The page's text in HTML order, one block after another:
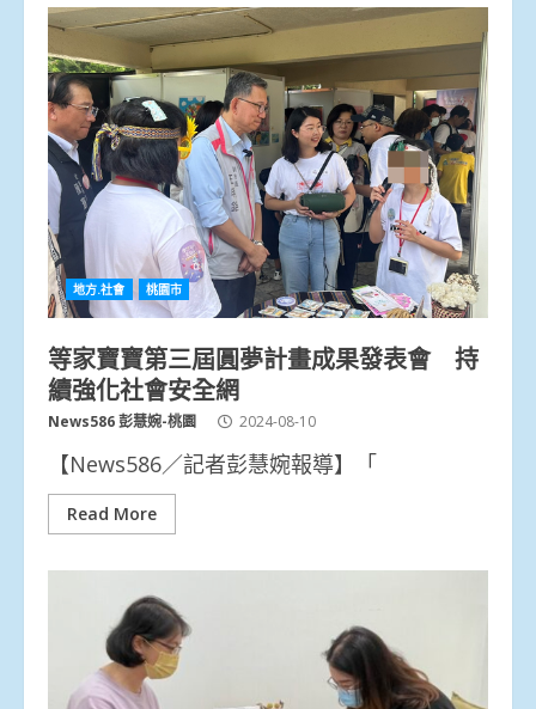
地方.社會 桃園市
等家寶寶第三屆圓夢計畫成果發表會 持
續強化社會安全網
News586 彭慧婉-桃園 2024-08-10
【News586／記者彭慧婉報導】「
Read More